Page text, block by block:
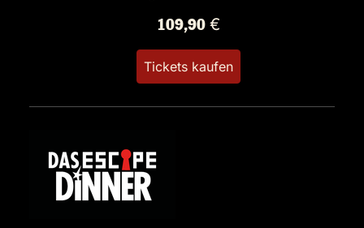
109,90 €
Tickets kaufen